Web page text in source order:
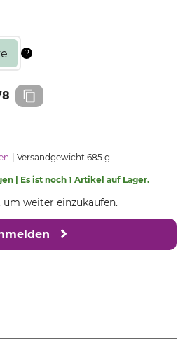
Versandgewicht 685 g
| Es ist noch 1 Artikel auf Lager.
weiter einzukaufen.